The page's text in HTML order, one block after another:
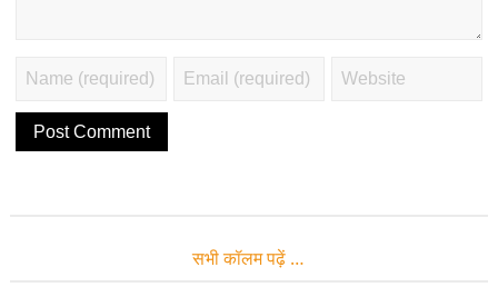
सभी कॉलम पढ़ें …